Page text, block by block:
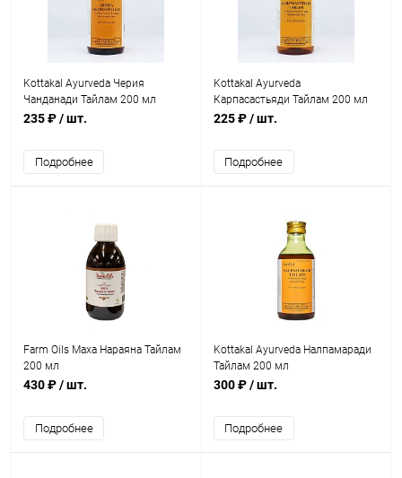
Kottakal Ayurveda Черия
Чанданади Тайлам 200 мл
235 ₽/ шт.
Подробнее
Kottakal Ayurveda
Карпасастьяди Тайлам 200 мл
225 ₽/ шт.
Подробнее
Farm Oils Маха Нараяна Тайлам
200 мл
430 ₽/ шт.
Подробнее
Kottakal Ayurveda Налпамаради
Тайлам 200 мл
300 ₽/ шт.
Подробнее